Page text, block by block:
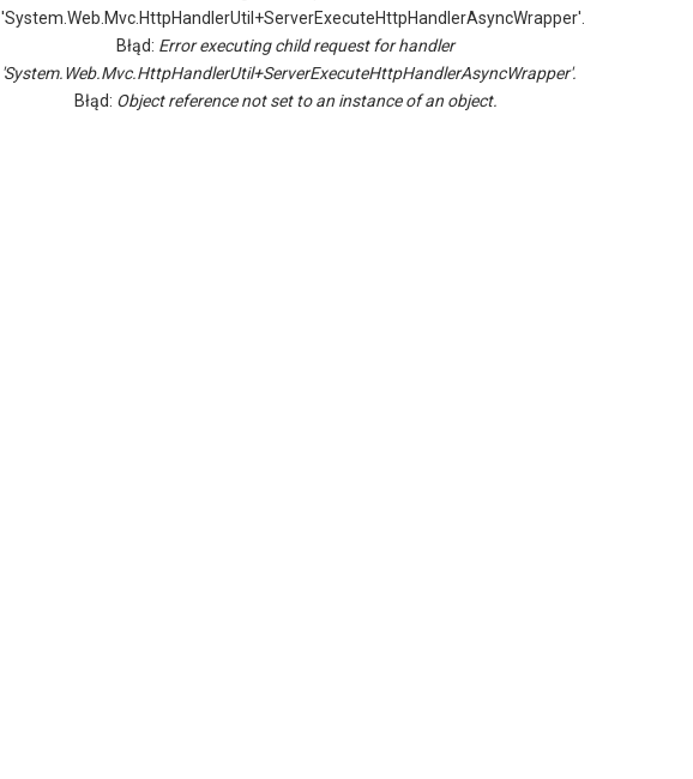
'System.Web.Mvc.HttpHandlerUtil+ServerExecuteHttpHandlerAsyncWrapper'.
Błąd: Error executing child request for handler
'System.Web.Mvc.HttpHandlerUtil+ServerExecuteHttpHandlerAsyncWrapper'.
Błąd: Object reference not set to an instance of an object.